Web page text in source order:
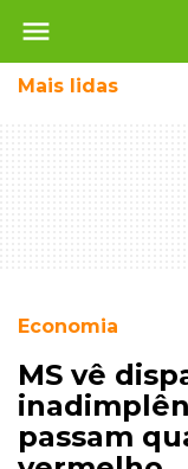
menu
Mais lidas
Economia
MS vê
passam